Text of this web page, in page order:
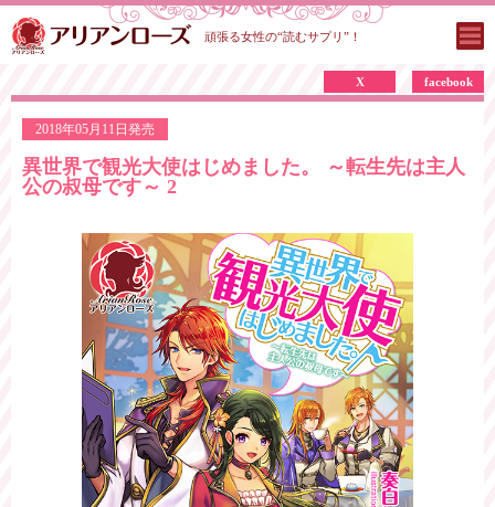
頑張る女性の“読むサプリ”！
2018年05月11日発売
X facebook
異世界で観光大使はじめました。 ～転生先は主人
公の叔母です～ 2